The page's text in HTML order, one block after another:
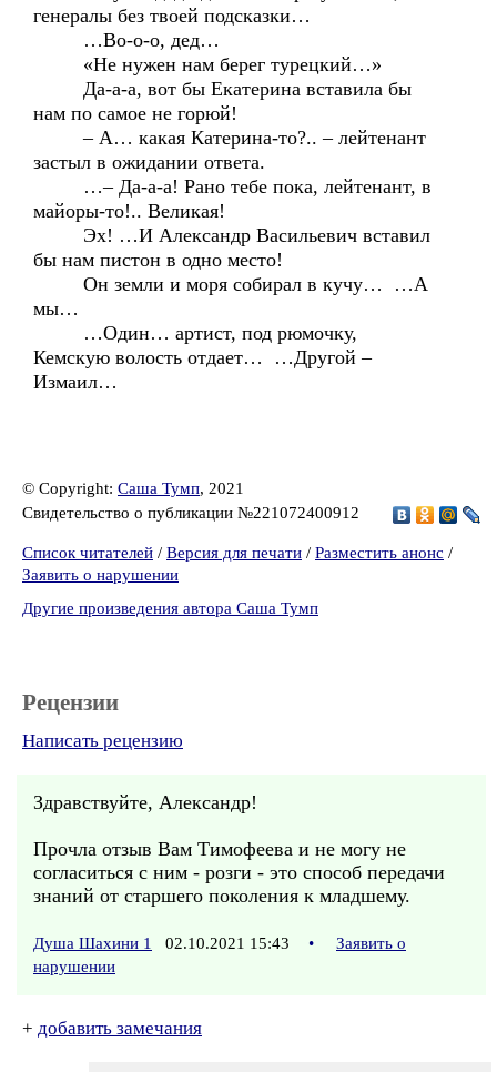
генералы без твоей подсказки…
…Во-о-о, дед…
«Не нужен нам берег турецкий…»
Да-а-а, вот бы Екатерина вставила бы
нам по самое не горюй!
– А… какая Катерина-то?.. – лейтенант
застыл в ожидании ответа.
…– Да-а-а! Рано тебе пока, лейтенант, в
майоры-то!.. Великая!
Эх! …И Александр Васильевич вставил
бы нам пистон в одно место!
Он земли и моря собирал в кучу… …А
мы…
…Один… артист, под рюмочку,
Кемскую волость отдает… …Другой –
Измаил…
© Copyright: Саша Тумп, 2021
Свидетельство о публикации №221072400912
Список читателей / Версия для печати / Разместить анонс /
Заявить о нарушении
Другие произведения автора Саша Тумп
Рецензии
Написать рецензию
Здравствуйте, Александр!
Прочла отзыв Вам Тимофеева и не могу не
согласиться с ним - розги - это способ передачи
знаний от старшего поколения к младшему.
Душа Шахини 1 02.10.2021 15:43 •
Заявить о
нарушении
+ добавить замечания